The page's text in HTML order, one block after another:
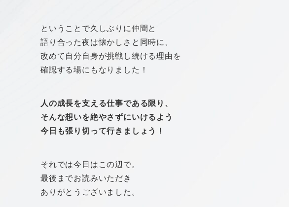
ということで久しぶりに仲間と
語り合った夜は懐かしさと同時に、
改めて自分自身が挑戦し続ける理由を
確認する場にもなりました！
人の成長を支える仕事である限り、
そんな想いを絶やさずにいけるよう
今日も張り切って行きましょう！
それでは今日はこの辺で。
最後までお読みいただき
ありがとうございました。